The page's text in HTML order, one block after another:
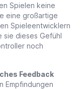
Spielen keine
eine großartige
Spieleentwicklern
sie dieses Gefühl
noch
Feedback
Empfindungen